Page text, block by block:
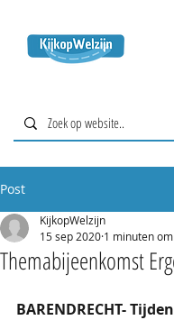
Post
Themabijeenkomst
KijkopWelzijn
15 sep 2020 1 minuten
BARENDRECHT-